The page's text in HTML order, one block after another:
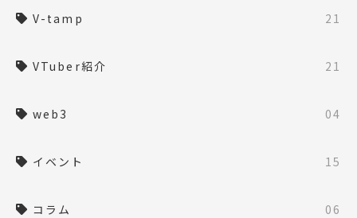
V-tamp 21
VTuber紹介 21
web3 04
イベント 15
コラム 06